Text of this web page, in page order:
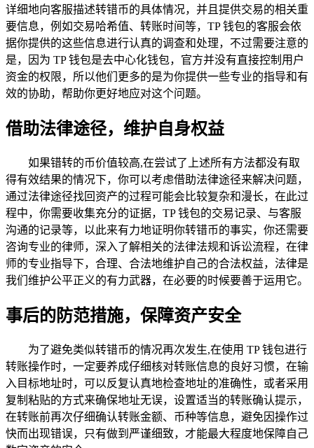
详细地向客服描述转错币的具体情况，并且提供交易的相关重
要信息，例如交易哈希值、转账时间等，TP 钱包的客服会依
据你提供的这些信息进行认真的调查和处理，不过需要注意的
是，因为 TP 钱包是去中心化钱包，官方并没有直接控制用户
资金的权限，所以他们更多的是为你提供一些专业的指导和有
效的协助，帮助你更好地应对这个问题。
借助法律途径，维护自身权益
如果错转的币价值较高,在尝试了上述所有方法都没有取
得有效结果的情况下，你可以考虑借助法律途径来解决问题，
通过法律途径找回资产的过程可能会比较复杂和漫长，在此过
程中，你需要收集充分的证据，TP 钱包的交易记录、与客服
沟通的记录等，以此来有力地证明你转错币的事实，你还需要
咨询专业的律师，深入了解相关的法律法规和诉讼流程，在律
师的专业指导下，合理、合法地维护自己的合法权益，法律是
我们维护公平正义的有力武器，在必要的时候要善于运用它。
事后的防范措施，保障资产安全
为了避免类似转错币的情况再次发生,在使用 TP 钱包进行
转账操作时，一定要养成仔细核对转账信息的良好习惯，在输
入目标地址时，可以反复认真地检查地址的准确性，或者采用
复制粘贴的方式来确保地址无误，设置适当的转账确认提示，
在转账前再次仔细确认转账金额、币种等信息，避免因操作过
快而出现错误，只有做到严谨细致，才能最大程度地保障自己